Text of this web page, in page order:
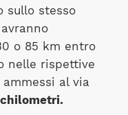
sullo stesso
o 85 km entro
nelle rispettive
al via